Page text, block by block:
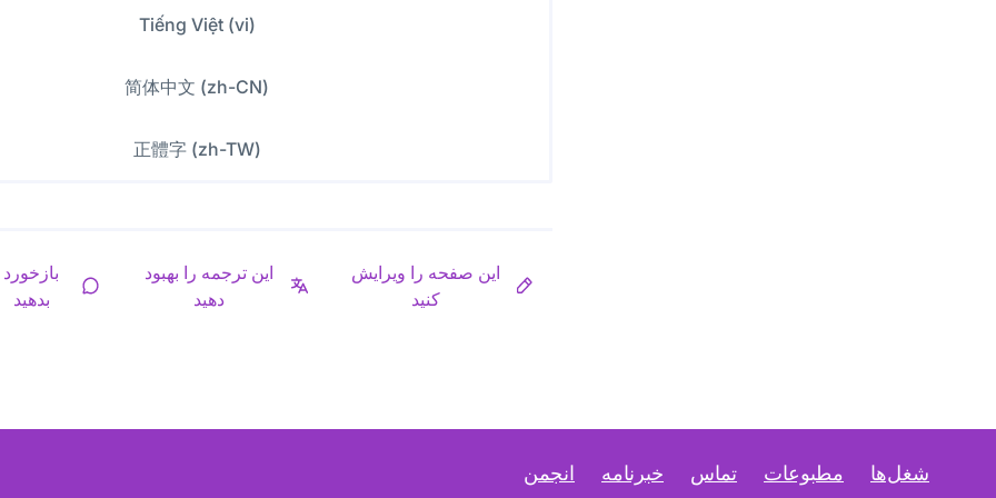
Tiếng Việt (vi)
简体中文 (zh-CN)
正體字 (zh-TW)
این صفحه را ویرایش
کنید
این ترجمه را بهبود
دهید
بازخورد
بدهید
شغل‌ها مطبوعات تماس خبرنامه انجمن